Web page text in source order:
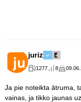
juriz
1277 8
Ja pie noteikta ātruma,
vainas, ja tikko jaunas